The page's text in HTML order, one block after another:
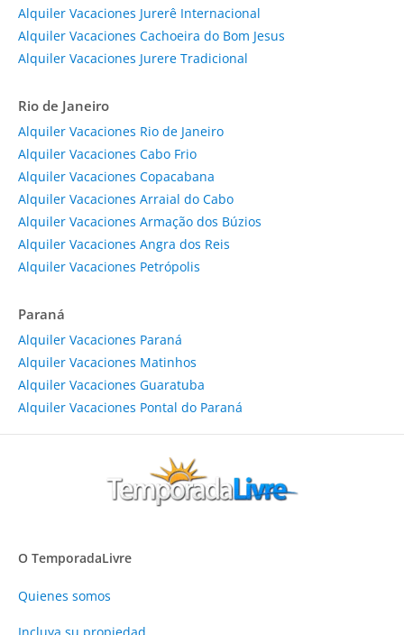
Alquiler Vacaciones Jurerê Internacional
Alquiler Vacaciones Cachoeira do Bom Jesus
Alquiler Vacaciones Jurere Tradicional
Rio de Janeiro
Alquiler Vacaciones Rio de Janeiro
Alquiler Vacaciones Cabo Frio
Alquiler Vacaciones Copacabana
Alquiler Vacaciones Arraial do Cabo
Alquiler Vacaciones Armação dos Búzios
Alquiler Vacaciones Angra dos Reis
Alquiler Vacaciones Petrópolis
Paraná
Alquiler Vacaciones Paraná
Alquiler Vacaciones Matinhos
Alquiler Vacaciones Guaratuba
Alquiler Vacaciones Pontal do Paraná
O TemporadaLivre
Quienes somos